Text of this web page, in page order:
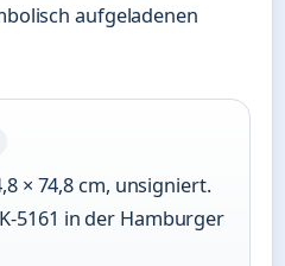
aufgeladenen
× 74,8 cm, unsigniert.
5161 in der Hamburger